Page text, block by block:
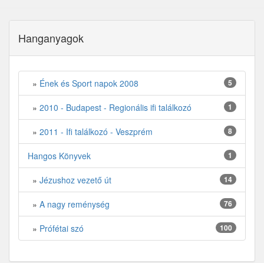
Hanganyagok
5
» Ének és Sport napok 2008
1
» 2010 - Budapest - Regionális ifi találkozó
8
» 2011 - Ifi találkozó - Veszprém
1
Hangos Könyvek
14
» Jézushoz vezető út
76
» A nagy reménység
100
» Prófétai szó